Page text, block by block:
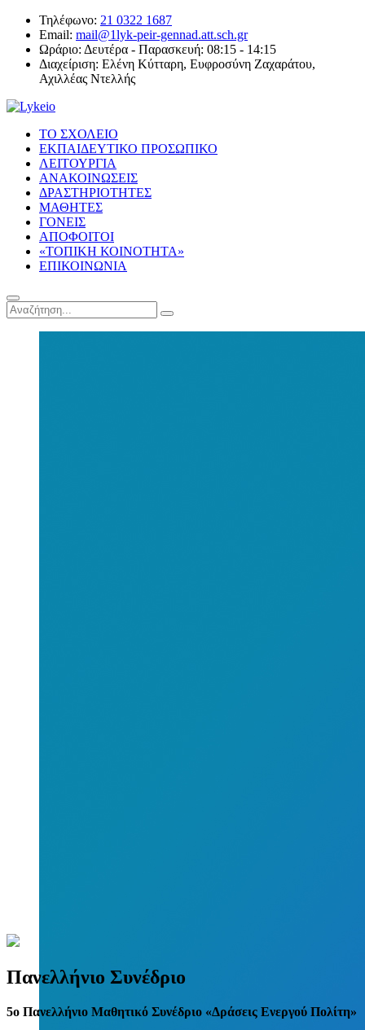
Τηλέφωνο: 21 0322 1687
Email: mail@1lyk-peir-gennad.att.sch.gr
Ωράριο: Δευτέρα - Παρασκευή: 08:15 - 14:15
Διαχείριση: Ελένη Κύτταρη, Ευφροσύνη Ζαχαράτου,
Αχιλλέας Ντελλής
ΤΟ ΣΧΟΛΕΙΟ
ΕΚΠΑΙΔΕΥΤΙΚΟ ΠΡΟΣΩΠΙΚΟ
ΛΕΙΤΟΥΡΓΙΑ
ΑΝΑΚΟΙΝΩΣΕΙΣ
ΔΡΑΣΤΗΡΙΟΤΗΤΕΣ
ΜΑΘΗΤΕΣ
ΓΟΝΕΙΣ
ΑΠΟΦΟΙΤΟΙ
«ΤΟΠΙΚΗ ΚΟΙΝΟΤΗΤΑ»
ΕΠΙΚΟΙΝΩΝΙΑ
Πανελλήνιο Συνέδριο
5o Πανελλήνιο Μαθητικό Συνέδριο «Δράσεις Ενεργού Πολίτη»